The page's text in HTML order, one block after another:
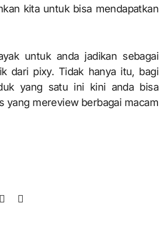
kita untuk bisa mendapatkan
untuk anda jadikan sebagai
dari pixy. Tidak hanya itu, bagi
yang satu ini kini anda bisa
yang mereview berbagai macam